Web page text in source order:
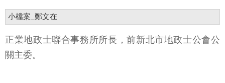
小檔案_鄭文在
正業地政士聯合事務所所長，前新北市地政士公會公
關主委。